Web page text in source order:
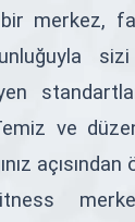
merkez,
ve
açısından